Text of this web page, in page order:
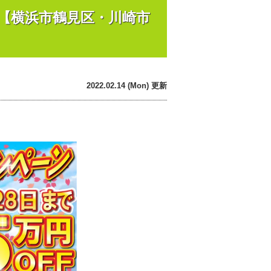
横浜市鶴見区・川崎市
2022.02.14 (Mon) 更新